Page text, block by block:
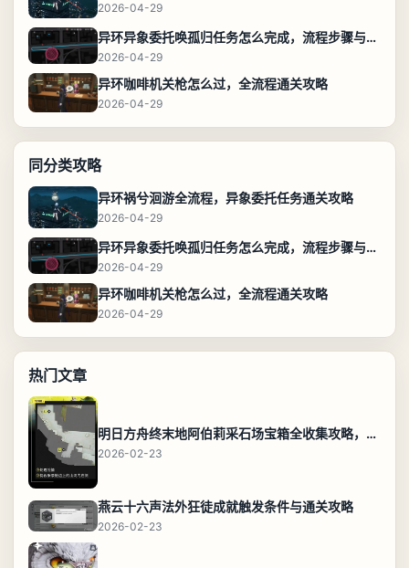
2026-04-29
异环异象委托唤孤归任务怎么完成，流程步骤与位置攻略
2026-04-29
异环咖啡机关枪怎么过，全流程通关攻略
2026-04-29
同分类攻略
异环祸兮洄游全流程，异象委托任务通关攻略
2026-04-29
异环异象委托唤孤归任务怎么完成，流程步骤与位置攻略
2026-04-29
异环咖啡机关枪怎么过，全流程通关攻略
2026-04-29
热门文章
明日方舟终末地阿伯莉采石场宝箱全收集攻略，全点位分布图与路线
2026-02-23
燕云十六声法外狂徒成就触发条件与通关攻略
2026-02-23